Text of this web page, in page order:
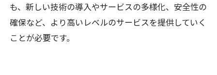
も、新しい技術の導入やサービスの多様化、安全性の
確保など、より高いレベルのサービスを提供していく
ことが必要です。